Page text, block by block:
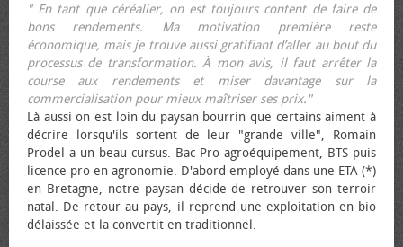
" En tant que céréalier, on est toujours content de faire de
bons rendements. Ma motivation première reste
économique, mais je trouve aussi gratifiant d’aller au bout du
processus de transformation. À mon avis, il faut arrêter la
course aux rendements et miser davantage sur la
commercialisation pour mieux maîtriser ses prix."
Là aussi on est loin du paysan bourrin que certains aiment à
décrire lorsqu'ils sortent de leur "grande ville", Romain
Prodel a un beau cursus. Bac Pro agroéquipement, BTS puis
licence pro en agronomie. D'abord employé dans une ETA (*)
en Bretagne, notre paysan décide de retrouver son terroir
natal. De retour au pays, il reprend une exploitation en bio
délaissée et la convertit en traditionnel.